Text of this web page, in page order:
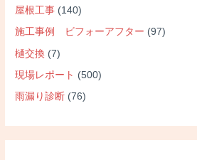
屋根工事 (140)
施工事例 ビフォーアフター (97)
樋交換 (7)
現場レポート (500)
雨漏り診断 (76)